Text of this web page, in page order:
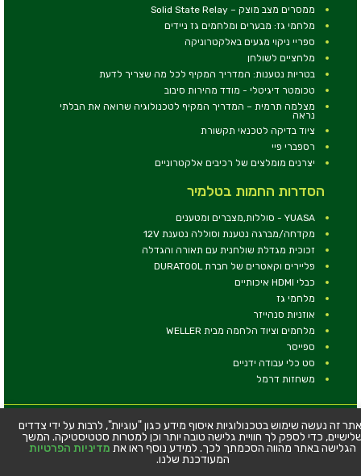
ממסרים מצב מוצק – Solid State Relay
מלחמי גז: מבערים ומלחמים גז ניידים
ספריי ניקוי מגעים באלקטרוניקה
מלחציים לשולחן
בטריות נטענות: המדריך המקיף לכל מה שצריך לדעת
טכומטר דיגיטלי - מודד מהירות סיבוב
מצלמה תרמית – המדריך המקיף לטכנולוגיה שרואה את הבלתי
נראה
ציוד בדיקה לטכנאי תקשורת
רספברי פיי
יצרנים מומלצים של רכיבים אלקטרוניים
הסדרות החמות בטלמיר
YUASA - סוללות,מצברים ומטענים
מקדחה/מברגה נטענת וסוללה נטענת 12V
זכוכית מגדלת שולחנית עם תאורה והגדלה
פליירים וקאטרים של חברת DURATOOL
כבלי HDMI איכותיים
מלחמי גז
אוזניות סנהייזר
מלחמים וציוד הלחמה מבית WELLER
ספייסר
סט כלי עבודה ידניים
משחזות דרמל
© כל הזכויות שמורות - טלמיר אלקטרוניקה בע''מ
כתובת: דרך העצמאות 63, חיפה
טלפון:04-8534564
זה נעשה שימוש בטכנולוגיות איסוף מידע כגון "עוגיות", לרבות על ידי צדדים
כדי לספק לך חוויית גלישה טובה יותר וכן למטרות סטטיסטיקה. המשך
הגלישה באתר מהווה הסכמתך לכך. למידע נוסף ראו את מדיניות הפרטיות
המעודכנת שלנו.